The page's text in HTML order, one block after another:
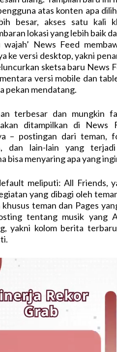
atas konten apa
besar, akses satu kali
lokasi yang lebih baik
wajah’ News Feed
ke versi desktop, yakni
sketsa baru News
versi mobile dan
pekan mendatang.
terbesar dan mungkin
ditampilkan di News
– postingan dari teman,
dan lain-lain yang
bisa menyaring apa yang
meliputi: All Friends,
yang dibagi oleh
khusus teman dan Pages
tentang musik yang
yakni kolom berita